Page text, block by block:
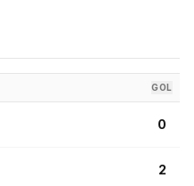
GOL
0
2